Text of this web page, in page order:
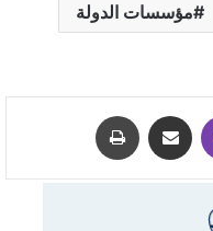
مؤسسات الدولة
ڤايبر مشاركة عبر البريد